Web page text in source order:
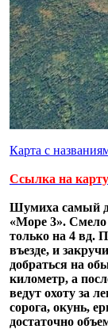
Карта с
Ссылка на карту
Шумиха самый
«Море 3». Смело
только на 4 вд.
въезде, и
добраться на
километр, а
ведут охоту за
сорога, окунь,
достаточно